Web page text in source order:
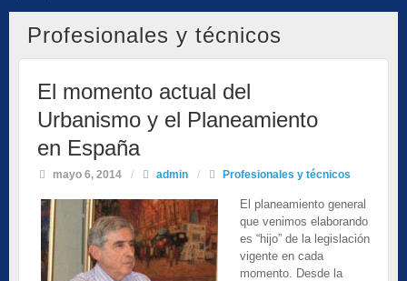
Profesionales y técnicos
El momento actual del
Urbanismo y el Planeamiento
en España
mayo 6, 2014 / admin / Profesionales y técnicos
El planeamiento general
que venimos elaborando
es “hijo” de la legislación
vigente en cada
momento. Desde la